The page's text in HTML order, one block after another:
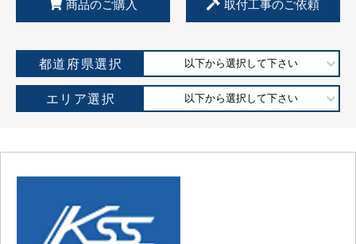
商品のご購入 取付工事のご依頼
都道府県選択 以下から選択して下さい
エリア選択 以下から選択して下さい